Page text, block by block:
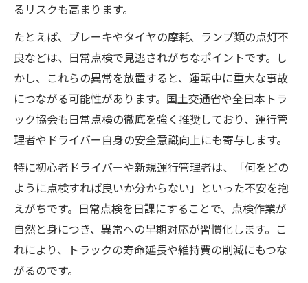
るリスクも高まります。
たとえば、ブレーキやタイヤの摩耗、ランプ類の点灯不
良などは、日常点検で見逃されがちなポイントです。し
かし、これらの異常を放置すると、運転中に重大な事故
につながる可能性があります。国土交通省や全日本トラ
ック協会も日常点検の徹底を強く推奨しており、運行管
理者やドライバー自身の安全意識向上にも寄与します。
特に初心者ドライバーや新規運行管理者は、「何をどの
ように点検すれば良いか分からない」といった不安を抱
えがちです。日常点検を日課にすることで、点検作業が
自然と身につき、異常への早期対応が習慣化します。こ
れにより、トラックの寿命延長や維持費の削減にもつな
がるのです。